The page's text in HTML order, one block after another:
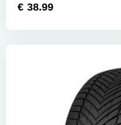
€ 38.99